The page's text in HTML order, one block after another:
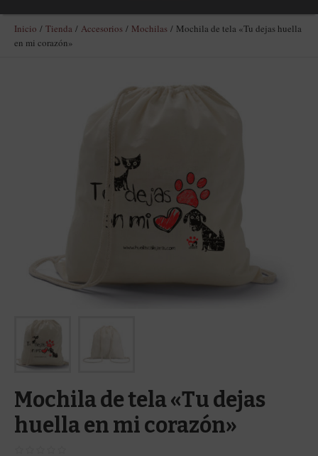
Inicio / Tienda / Accesorios / Mochilas / Mochila de tela «Tu dejas huella
en mi corazón»
Mochila de tela «Tu dejas
huella en mi corazón»